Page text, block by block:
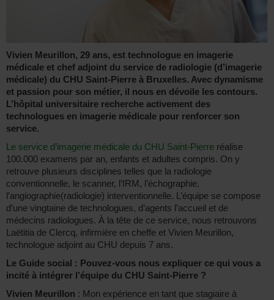
Vivien Meurillon, 29 ans, est technologue en imagerie
médicale et chef adjoint du service de radiologie (d’imagerie
médicale) du CHU Saint-Pierre à Bruxelles. Avec dynamisme
et passion pour son métier, il nous en dévoile les contours.
L’hôpital universitaire recherche activement des
technologues en imagerie médicale pour renforcer son
service.
Le service d’imagerie médicale du CHU Saint-Pierre réalise
100.000 examens par an, enfants et adultes compris. On y
retrouve plusieurs disciplines telles que la radiologie
conventionnelle, le scanner, l’IRM, l’échographie,
l’angiographie(radiologie) interventionnelle. L’équipe se compose
d’une vingtaine de technologues, d’agents l’accueil et de
médecins radiologues. À la tête de ce service, nous retrouvons
Laëtitia de Clercq, infirmière en cheffe et Vivien Meurillon,
technologue adjoint au CHU depuis 7 ans.
Le Guide social : Pouvez-vous nous expliquer ce qui vous a
incité à intégrer l’équipe du CHU Saint-Pierre ?
Vivien Meurillon : Mon expérience en tant que stagiaire à